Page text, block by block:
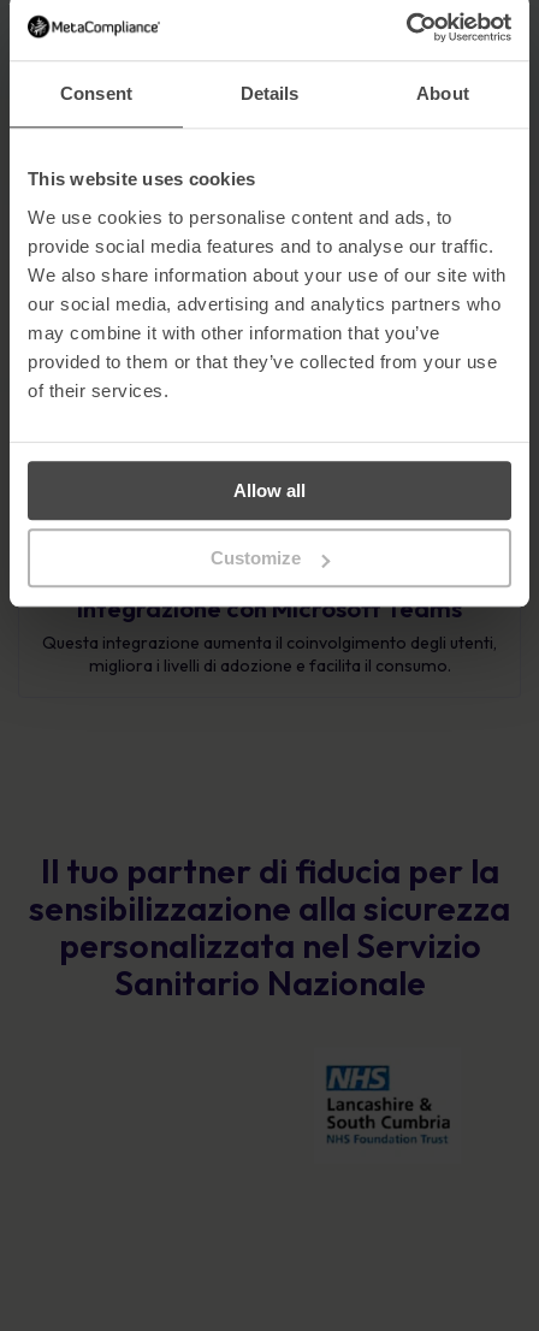
Consent Details About
This website uses cookies
We use cookies to personalise content and ads, to
provide social media features and to analyse our traffic.
We also share information about your use of our site with
our social media, advertising and analytics partners who
may combine it with other information that you’ve
provided to them or that they’ve collected from your use
of their services.
Allow all
Customize
Contenuti di livello mondiale
Educa e coinvolgi i tuoi dipendenti con i corsi di formazione
competenza e attenzione alla personalità.
Contenuti personalizzati
Riconoscendo la natura unica di ogni NHS trust, offriamo
personalizzati e mirati, specifici per le esigenze e la cultura
della tua istituzione.
Integrazione con Microsoft Teams
Questa integrazione aumenta il coinvolgimento degli utenti,
migliora i livelli di adozione e facilita il consumo.
Il tuo partner di fiducia per la
sensibilizzazione alla sicurezza
personalizzata nel Servizio
Sanitario Nazionale